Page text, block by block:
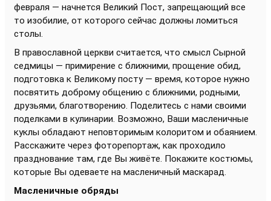
февраля — начнется Великий Пост, запрещающий все
то изобилие, от которого сейчас должны ломиться
столы.
В православной церкви считается, что смысл Сырной
седмицы — примирение с ближними, прощение обид,
подготовка к Великому посту — время, которое нужно
посвятить доброму общению с ближними, родными,
друзьями, благотворению. Поделитесь с нами своими
поделками в кулинарии. Возможно, Ваши масленичные
куклы обладают неповторимым колоритом и обаянием.
Расскажите через фоторепортаж, как проходило
празднование там, где Вы живёте. Покажите костюмы,
которые Вы одеваете на масленичный маскарад.
Масленичные обряды